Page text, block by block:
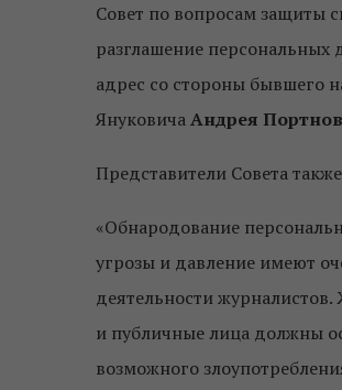
Совет по вопросам защиты
разглашение
адрес со стороны бывшего
ЯнуковичаАндрея
Представители Совета
«Обнародование
угрозы и давление имеют
деятельности
и публичные лица должны
возможного